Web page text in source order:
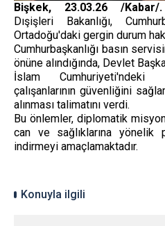
Bişkek, 23.03.26 /Kabar/.
Dışişleri Bakanlığı,
Ortadoğu'daki gergin durum
Cumhurbaşkanlığı basın
önüne alındığında, Devlet
İslam Cumhuriyeti'ndeki
çalışanlarının güvenliğini
alınması talimatını verdi.
Bu önlemler, diplomatik
can ve sağlıklarına
indirmeyi amaçlamaktadır.
Konuyla ilgili